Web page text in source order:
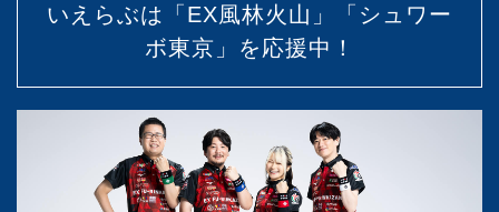
いえらぶは「EX風林火山」「シュワー
ボ東京」を応援中！